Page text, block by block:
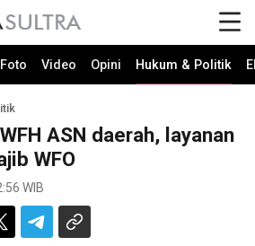
Foto Video Opini Hukum & Politik
ASN daerah, layanan
WFO
WIB